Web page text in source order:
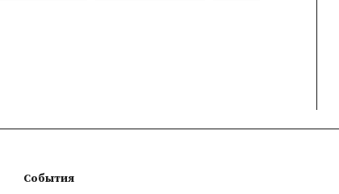
События